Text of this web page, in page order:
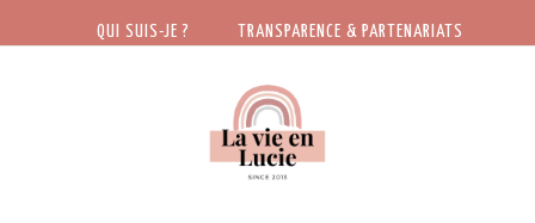
QUI SUIS-JE ? TRANSPARENCE & PARTENARIATS